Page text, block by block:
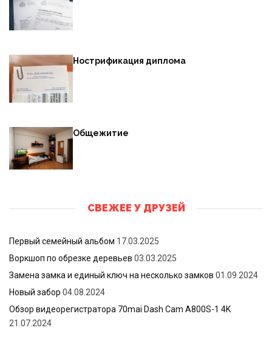
Нострификация диплома
Общежитие
СВЕЖЕЕ У ДРУЗЕЙ
Первый семейный альбом 17.03.2025
Воркшоп по обрезке деревьев 03.03.2025
Замена замка и единый ключ на несколько замков 01.09.2024
Новый забор 04.08.2024
Обзор видеорегистратора 70mai Dash Cam A800S-1 4K
21.07.2024